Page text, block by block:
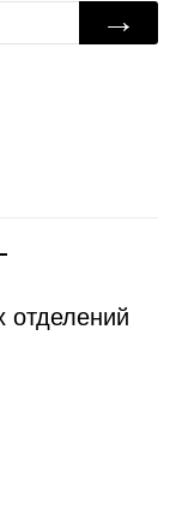
→
отделений